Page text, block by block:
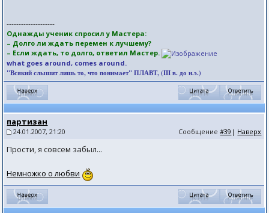
--------------------
Однажды ученик спросил у Мастера:
– Долго ли ждать перемен к лучшему?
– Если ждать, то долго, ответил Мастер.
what goes around, comes around.
"Всякий слышит лишь то, что понимает" ПЛАВТ, (III в. до н.э.)
партизан
24.01.2007, 21:20 Сообщение#39 | Наверх
Прости, я совсем забыл...
Немножко о любви